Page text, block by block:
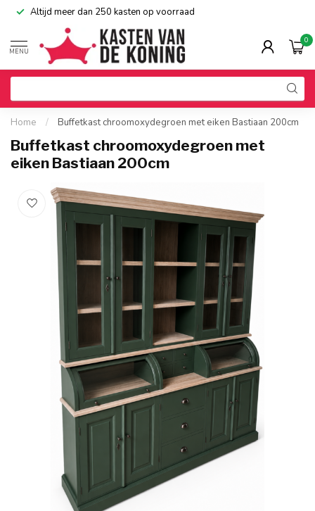
Altijd meer dan 250 kasten op voorraad
MENU
0
Home / Buffetkast chroomoxydegroen met eiken Bastiaan 200cm
Buffetkast chroomoxydegroen met
eiken Bastiaan 200cm